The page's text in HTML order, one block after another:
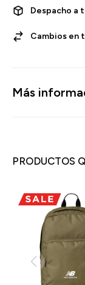
Despacho a
Cambios en
Más
PRODUCTOS